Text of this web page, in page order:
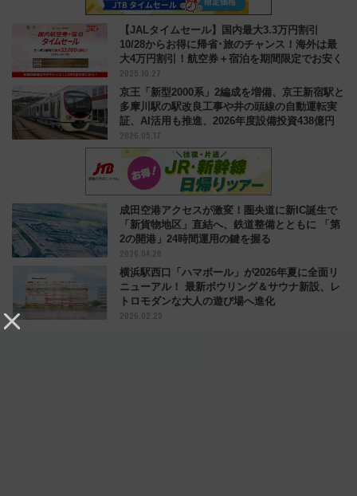
【JALタイムセール】国内最大3.3万円割引
10/28からお得に帰省･旅のチャンス！海外は最
大4万円割引！航空券＋宿泊を期間限定でお安く
2025.10.27
京王「新型2000系」2編成を増備、京王新宿駅と
多摩川駅の駅改良工事や井の頭線の自動運転実
証、AI活用も推進、2026年度設備投資438億円
2026.05.17
成田空港アクセスが激変！圏央道に新IC誕生で
「新貨物地区」直結へ、鉄道整備とともに 「第
2の開港」24時間運用の鍵を握る
2026.04.28
横浜駅西口「ハマボール」が2026年夏に全面リ
ニューアル！ 最新ボウリング＆サウナ新設、レ
トロモダンな大人の遊び場へ進化
2026.02.25